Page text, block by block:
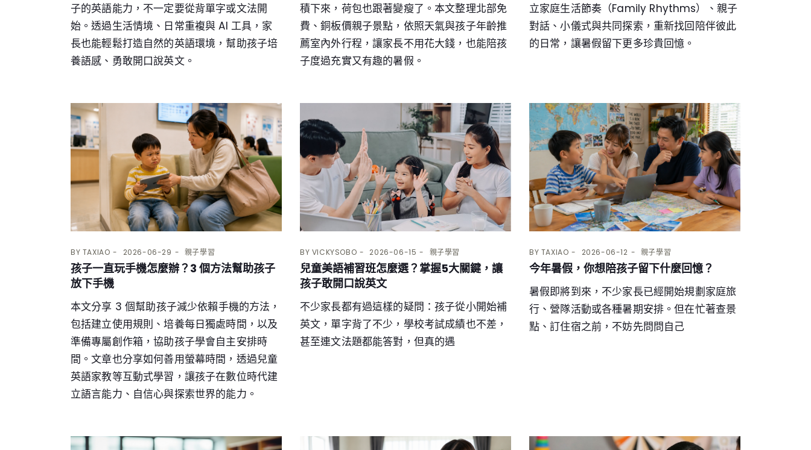
子的英語能力，不一定要從背單字或文法開
始。透過生活情境、日常重複與 AI 工具，家
長也能輕鬆打造自然的英語環境，幫助孩子培
養語感、勇敢開口說英文。
積下來，荷包也跟著變瘦了。本文整理北部免
費、銅板價親子景點，依照天氣與孩子年齡推
薦室內外行程，讓家長不用花大錢，也能陪孩
子度過充實又有趣的暑假。
立家庭生活節奏（Family Rhythms）、親子
對話、小儀式與共同探索，重新找回陪伴彼此
的日常，讓暑假留下更多珍貴回憶。
BY TAXIAO 2026-06-29 親子學習
孩子一直玩手機怎麼辦？3 個方法幫助孩子
放下手機
本文分享 3 個幫助孩子減少依賴手機的方法，
包括建立使用規則、培養每日獨處時間，以及
準備專屬創作箱，協助孩子學會自主安排時
間。文章也分享如何善用螢幕時間，透過兒童
英語家教等互動式學習，讓孩子在數位時代建
立語言能力、自信心與探索世界的能力。
BY VICKYSOBO 2026-06-15 親子學習
兒童美語補習班怎麼選？掌握5大關鍵，讓
孩子敢開口說英文
不少家長都有過這樣的疑問：孩子從小開始補
英文，單字背了不少，學校考試成績也不差，
甚至連文法題都能答對，但真的遇
BY TAXIAO 2026-06-12 親子學習
今年暑假，你想陪孩子留下什麼回憶？
暑假即將到來，不少家長已經開始規劃家庭旅
行、營隊活動或各種暑期安排。但在忙著查景
點、訂住宿之前，不妨先問問自己